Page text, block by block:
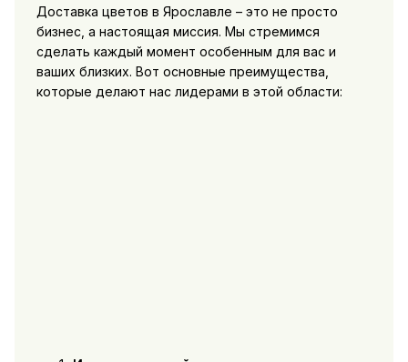
Доставка цветов в Ярославле – это не просто
бизнес, а настоящая миссия. Мы стремимся
сделать каждый момент особенным для вас и
ваших близких. Вот основные преимущества,
которые делают нас лидерами в этой области: